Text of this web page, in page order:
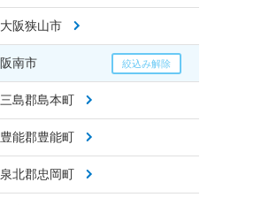
大阪狭山市
阪南市
三島郡島本町
豊能郡豊能町
泉北郡忠岡町